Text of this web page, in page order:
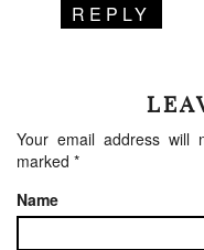
REPLY
Your email address will
marked *
Name